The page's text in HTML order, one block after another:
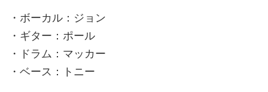
・ボーカル：ジョン
・ギター：ポール
・ドラム：マッカー
・ベース：トニー